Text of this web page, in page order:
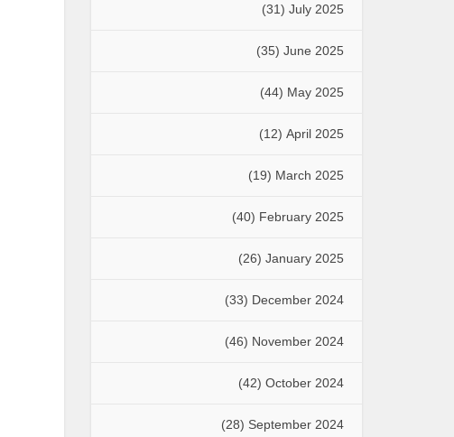
July 2025
(31)
June 2025
(35)
May 2025
(44)
April 2025
(12)
March 2025
(19)
February 2025
(40)
January 2025
(26)
December 2024
(33)
November 2024
(46)
October 2024
(42)
September 2024
(28)